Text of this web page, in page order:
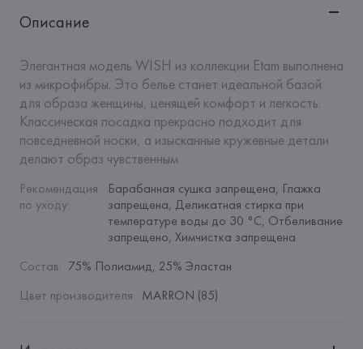
Описание
Элегантная модель WISH из коллекции Etam выполнена
из микрофибры. Это белье станет идеальной базой
для образа женщины, ценящей комфорт и легкость.
Классическая посадка прекрасно подходит для
повседневной носки, а изысканные кружевные детали
делают образ чувственным
Рекомендация
по уходу:
Барабанная сушка запрещена, Глажка
запрещена, Деликатная стирка при
температуре воды до 30 °C, Отбеливание
запрещено, Химчистка запрещена
Состав: 75% Полиамид, 25% Эластан
Цвет производителя: MARRON (85)